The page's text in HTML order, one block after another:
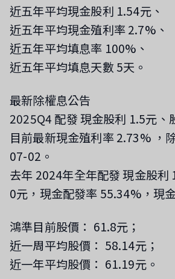
近五年平均現金股利 1.54元、
近五年平均現金殖利率 2.7%、
近五年平均填息率 100%、
近五年平均填息天數 5天。
最新除權息公告
2025Q4 配發 現金股利 1.5元、
目前最新現金殖利率 2.73% ，
07-02 。
去年 2024年全年配發 現金股利
0元，現金配發率 55.34%，現
鴻準目前股價： 61.8元；
近一周平均股價： 58.14元；
近一年平均股價： 61.19元。